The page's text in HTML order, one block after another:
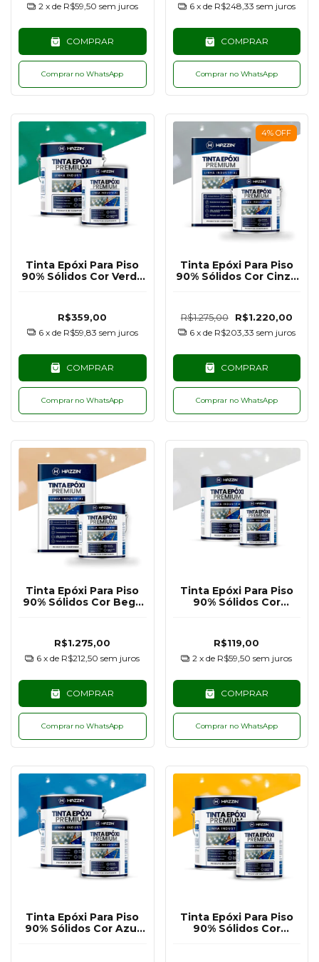
2 x de R$59,50 sem juros
COMPRAR
Comprar no WhatsApp
6 x de R$248,33 sem juros
COMPRAR
Comprar no WhatsApp
Tinta Epóxi Para Piso
90% Sólidos Cor Verde
R$359,00
6 x de R$59,83 sem juros
COMPRAR
Comprar no WhatsApp
4% OFF
Tinta Epóxi Para Piso
90% Sólidos Cor Cinza
R$1.275,00 R$1.220,00
6 x de R$203,33 sem juros
COMPRAR
Comprar no WhatsApp
Tinta Epóxi Para Piso
90% Sólidos Cor Bege
R$1.275,00
6 x de R$212,50 sem juros
COMPRAR
Comprar no WhatsApp
Tinta Epóxi Para Piso
90% Sólidos Cor
R$119,00
2 x de R$59,50 sem juros
COMPRAR
Comprar no WhatsApp
Tinta Epóxi Para Piso
90% Sólidos Cor Azul
Tinta Epóxi Para Piso
90% Sólidos Cor